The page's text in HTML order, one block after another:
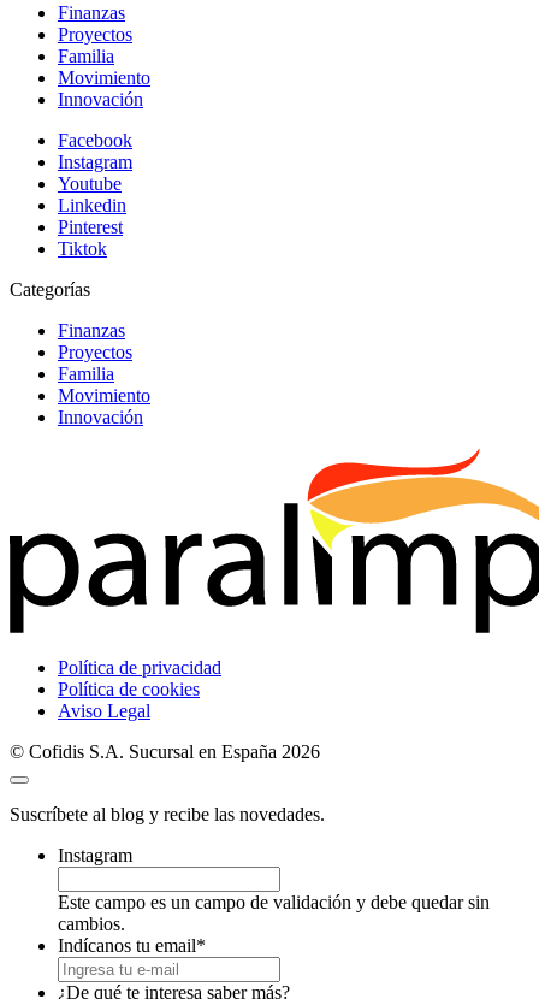
Finanzas
Proyectos
Familia
Movimiento
Innovación
Facebook
Instagram
Youtube
Linkedin
Pinterest
Tiktok
Categorías
Finanzas
Proyectos
Familia
Movimiento
Innovación
Política de privacidad
Política de cookies
Aviso Legal
© Cofidis S.A. Sucursal en España 2026
Suscríbete al blog y recibe las novedades.
Instagram
Este campo es un campo de validación y debe quedar sin
cambios.
Indícanos tu email*
¿De qué te interesa saber más?